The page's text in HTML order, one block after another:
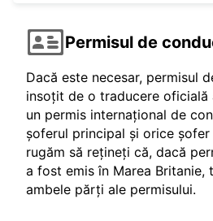
Permisul de
Dacă este necesar, permisul
insoțit de o traducere oficială
un permis internațional de
șoferul principal și orice șofer
rugăm să rețineți că, dacă
a fost emis în Marea Britanie,
ambele părți ale permisului.